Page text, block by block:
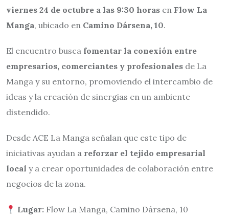
viernes 24 de octubre a las 9:30 horas en Flow La
Manga, ubicado en Camino Dársena, 10.
El encuentro busca fomentar la conexión entre
empresarios, comerciantes y profesionales de La
Manga y su entorno, promoviendo el intercambio de
ideas y la creación de sinergias en un ambiente
distendido.
Desde ACE La Manga señalan que este tipo de
iniciativas ayudan a reforzar el tejido empresarial
local y a crear oportunidades de colaboración entre
negocios de la zona.
Lugar: Flow La Manga, Camino Dársena, 10